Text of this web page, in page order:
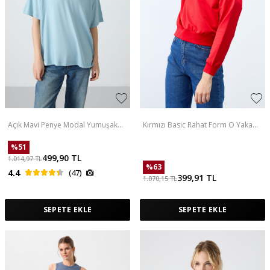
Açık Mavi Penye Modal Yumuşak
Shirt- 97285
%51
1.014,97TL499,90 TL
4.4
(47)
SEPETE EKLE
Kırmızı Basic Rahat Form O Yaka
%63
1.070,15TL399,91 TL
SEPETE EKLE